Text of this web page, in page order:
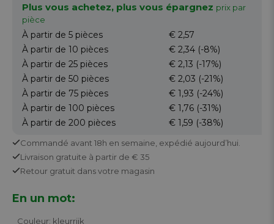
Plus vous achetez, plus vous épargnez prix par
pièce
À partir de 5 pièces
€ 2,57
À partir de 10 pièces € 2,34 (-8%)
À partir de 25 pièces € 2,13 (-17%)
À partir de 50 pièces € 2,03 (-21%)
À partir de 75 pièces € 1,93 (-24%)
À partir de 100 pièces € 1,76 (-31%)
À partir de 200 pièces € 1,59 (-38%)
Commandé avant 18h en semaine, expédié aujourd’hui.
Livraison gratuite à partir de € 35
Retour gratuit dans votre magasin
En un mot:
Couleur: kleurrijk